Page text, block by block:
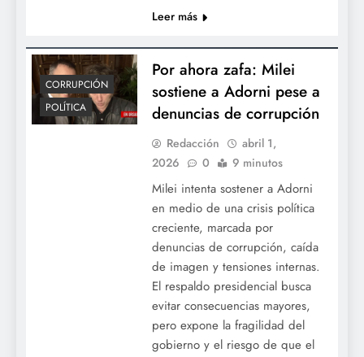
Leer más
CORRUPCIÓN
POLÍTICA
Por ahora zafa: Milei
sostiene a Adorni pese a
denuncias de corrupción
Redacción
abril 1,
2026
0 9 minutos
Milei intenta sostener a Adorni
en medio de una crisis política
creciente, marcada por
denuncias de corrupción, caída
de imagen y tensiones internas.
El respaldo presidencial busca
evitar consecuencias mayores,
pero expone la fragilidad del
gobierno y el riesgo de que el